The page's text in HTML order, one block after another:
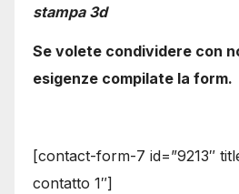
stampa 3d
Se volete condividere con
esigenze compilate la form.
[contact-form-7 id=”9213″
contatto 1″]